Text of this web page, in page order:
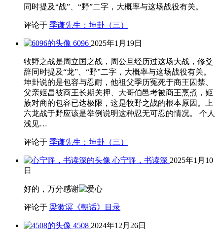
同时提及“战”、“野”二字，大概率与这场战役有关。
评论于 季谦先生：坤卦（三）
6096 2025年1月19日
牧野之战是周立国之战，周公旦经历过这场大战，修爻
辞同时提及“龙”、“野”二字，大概率与这场战役有关。
坤卦说的是包容与忍耐，他祖父季历冤死于商王囚禁、
父亲姬昌被商王长期关押、大哥伯邑考被商王烹煮，姬
族对商的包容已达极限，这是牧野之战的根本原因。上
六龙战于野应该是举例说明这种忍无可忍的情况。 个人
浅见…
评论于 季谦先生：坤卦（三）
心宁静，书读深 2025年1月10
日
好的，万分感谢
评论于 梁漱溟《朝话》目录
4508 2024年12月26日